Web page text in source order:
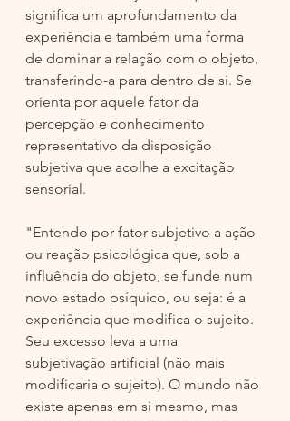
significa um aprofundamento da
experiência e também uma forma
de dominar a relação com o objeto,
transferindo-a para dentro de si. Se
orienta por aquele fator da
percepção e conhecimento
representativo da disposição
subjetiva que acolhe a excitação
sensorial.
"Entendo por fator subjetivo a ação
ou reação psicológica que, sob a
influência do objeto, se funde num
novo estado psíquico, ou seja: é a
experiência que modifica o sujeito.
Seu excesso leva a uma
subjetivação artificial (não mais
modificaria o sujeito). O mundo não
existe apenas em si mesmo, mas